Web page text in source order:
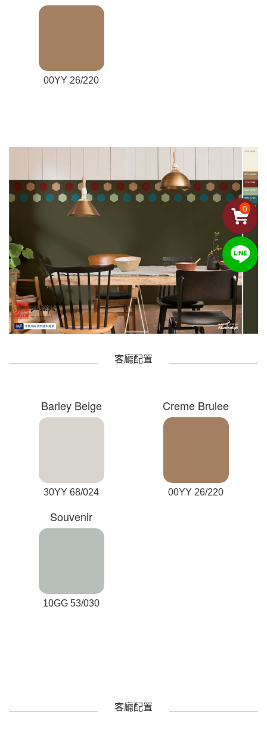
00YY 26/220
客廳配置
Barley Beige
30YY 68/024
Creme Brulee
00YY 26/220
Souvenir
10GG 53/030
客廳配置
0